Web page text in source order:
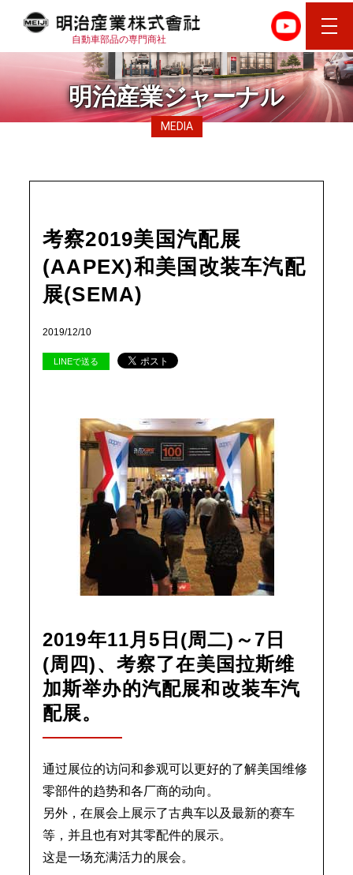
自動車部品の専門商社
明治産業ジャーナル
MEDIA
考察2019美国汽配展
(AAPEX)和美国改装车汽配
展(SEMA)
2019/12/10
LINEで送る
2019年11月5日(周二)～7日
(周四)、考察了在美国拉斯维
加斯举办的汽配展和改装车汽
配展。
通过展位的访问和参观可以更好的了解美国维修
零部件的趋势和各厂商的动向。
另外，在展会上展示了古典车以及最新的赛车
等，并且也有对其零配件的展示。
这是一场充满活力的展会。